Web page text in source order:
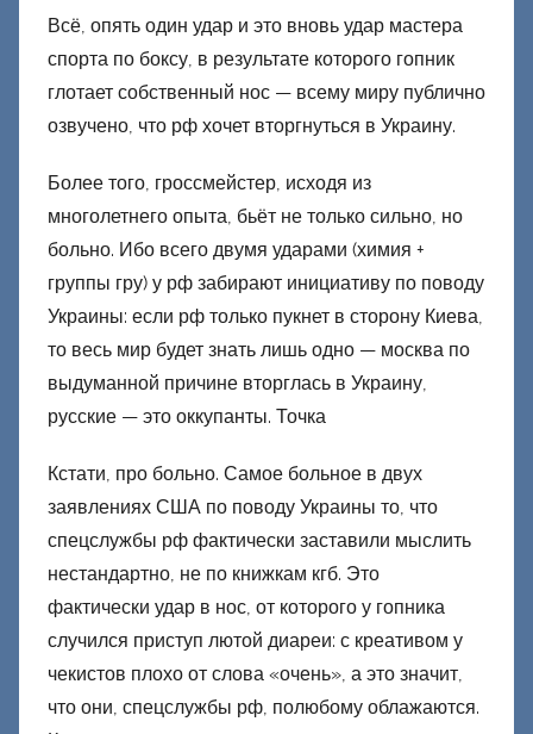
Всё, опять один удар и это вновь удар мастера
спорта по боксу, в результате которого гопник
глотает собственный нос — всему миру публично
озвучено, что рф хочет вторгнуться в Украину.
Более того, гроссмейстер, исходя из
многолетнего опыта, бьёт не только сильно, но
больно. Ибо всего двумя ударами (химия +
группы гру) у рф забирают инициативу по поводу
Украины: если рф только пукнет в сторону Киева,
то весь мир будет знать лишь одно — москва по
выдуманной причине вторглась в Украину,
русские — это оккупанты. Точка
Кстати, про больно. Самое больное в двух
заявлениях США по поводу Украины то, что
спецслужбы рф фактически заставили мыслить
нестандартно, не по книжкам кгб. Это
фактически удар в нос, от которого у гопника
случился приступ лютой диареи: с креативом у
чекистов плохо от слова «очень», а это значит,
что они, спецслужбы рф, полюбому облажаются.